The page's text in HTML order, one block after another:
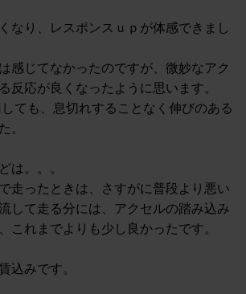
なり、レスポンスｕｐが体感できまし
感じてなかったのですが、微妙なアク
反応が良くなったように思います。
ても、息切れすることなく伸びのある
。
は。。。
走ったときは、さすがに普段より悪い
して走る分には、アクセルの踏み込み
これまでよりも少し良かったです。
込みです。